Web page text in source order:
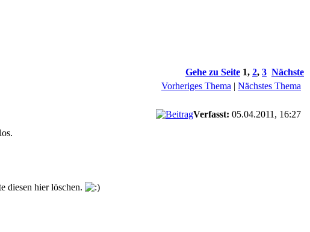
Gehe zu Seite 1, 2, 3 Nächste
Vorheriges Thema | Nächstes Thema
Verfasst: 05.04.2011, 16:27
diesen hier löschen.